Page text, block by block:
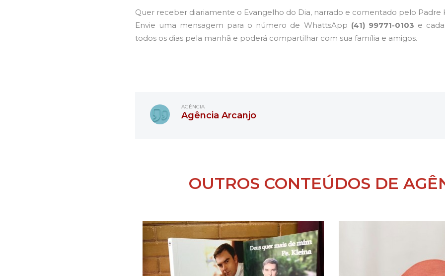
Quer receber diariamente o Evangelho do Dia, narrado e comentado pelo Padre
Envie uma mensagem para o número de WhattsApp (41) 99771-0103 e
todos os dias pela manhã e poderá compartilhar com sua família e amigos.
AGÊNCIA
Agência Arcanjo
OUTROS CONTEÚDOS DE